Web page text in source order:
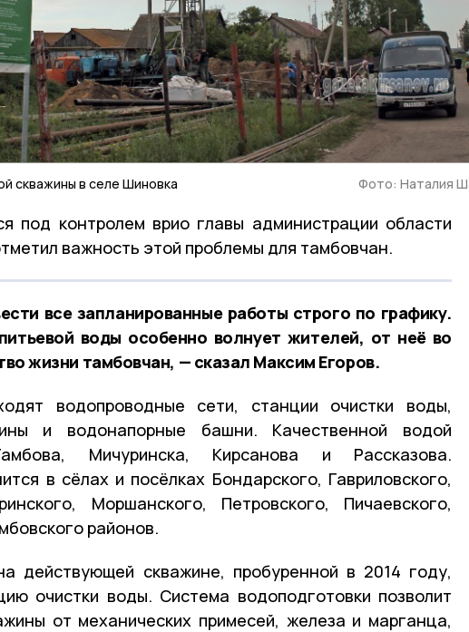
скважины в селе Шиновка Фото: Наталия
под контролем врио главы администрации области
важность этой проблемы для тамбовчан.
все запланированные работы строго по графику.
воды особенно волнует жителей, от неё во
жизни тамбовчан, — сказал Максим Егоров.
водопроводные сети, станции очистки воды,
и водонапорные башни. Качественной водой
Мичуринска, Кирсанова и Рассказова.
в сёлах и посёлках Бондарского, Гавриловского,
Моршанского, Петровского, Пичаевского,
районов.
действующей скважине, пробуренной в 2014 году,
очистки воды. Система водоподготовки позволит
от механических примесей, железа и марганца,